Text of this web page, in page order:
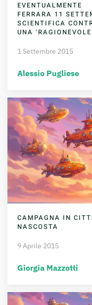
EVENTUALMENTE
FERRARA 11
SCIENTIFICA
UNA
1 Settembre 2015
Alessio Pugliese
CAMPAGNA IN
NASCOSTA
9 Aprile 2015
Giorgia Mazzotti